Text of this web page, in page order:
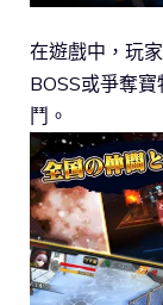
在遊戲中，玩
BOSS或爭奪
鬥。